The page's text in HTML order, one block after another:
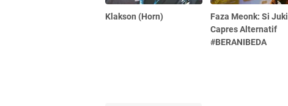
Klakson (Horn)
Faza Meonk: Si Juki
Capres Alternatif
#BERANIBEDA